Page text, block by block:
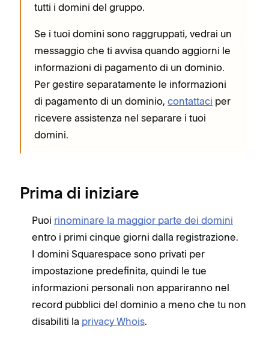
tutti i domini del gruppo.
Se i tuoi domini sono raggruppati, vedrai un
messaggio che ti avvisa quando aggiorni le
informazioni di pagamento di un dominio.
Per gestire separatamente le informazioni
di pagamento di un dominio, contattaci per
ricevere assistenza nel separare i tuoi
domini.
Prima di iniziare
Puoi rinominare la maggior parte dei domini
entro i primi cinque giorni dalla registrazione.
I domini Squarespace sono privati per
impostazione predefinita, quindi le tue
informazioni personali non appariranno nel
record pubblici del dominio a meno che tu non
disabiliti la privacy Whois.